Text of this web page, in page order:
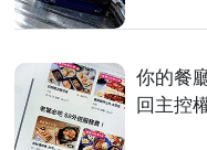
你的餐
回主控